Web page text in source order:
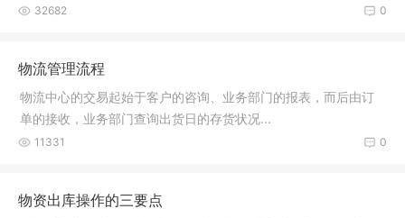
0
32682
物流管理流程
物流中心的交易起始于客户的咨询、业务部门的报表，而后由订
单的接收，业务部门查询出货日的存货状况...
0
11331
物资出库操作的三要点